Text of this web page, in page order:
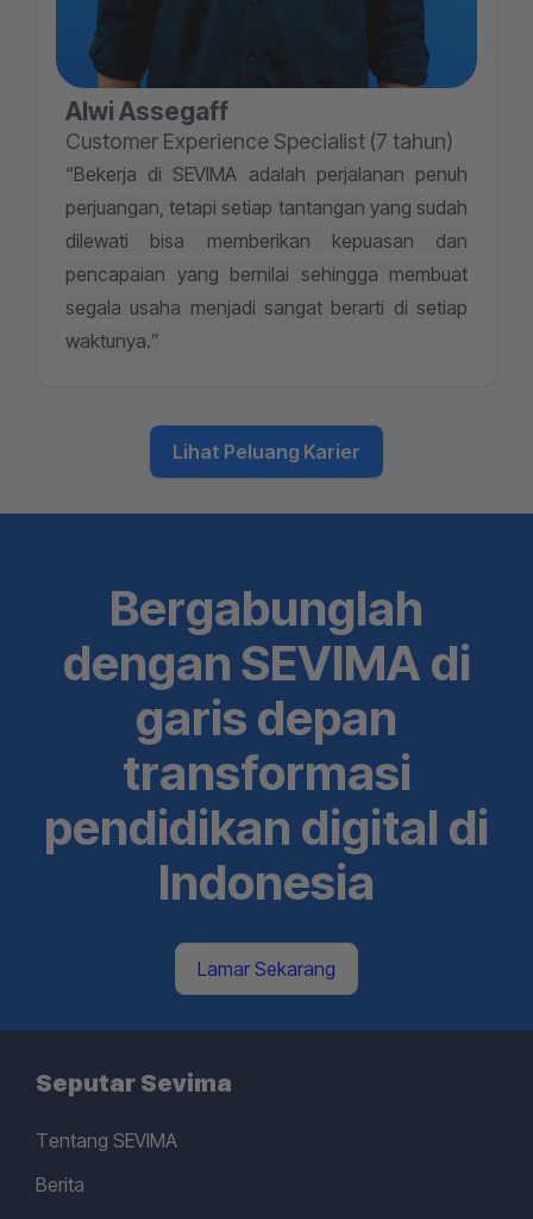
Alwi Assegaff
Customer Experience Specialist (7 tahun)
“Bekerja di SEVIMA adalah perjalanan penuh
perjuangan, tetapi setiap tantangan yang sudah
dilewati bisa memberikan kepuasan dan
pencapaian yang bernilai sehingga membuat
segala usaha menjadi sangat berarti di setiap
waktunya.”
Lihat Peluang Karier
Bergabunglah
dengan SEVIMA di
garis depan
transformasi
pendidikan digital di
Indonesia
Lamar Sekarang
Seputar Sevima
Tentang SEVIMA
Berita